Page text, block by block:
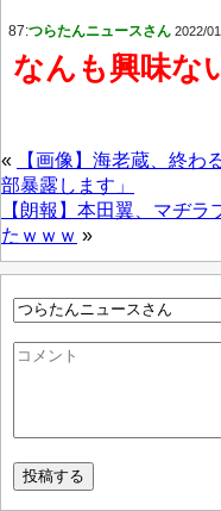
87:つらたんニュースさん 2022/
なんも興味な
«
【画像】海老蔵、終
部暴露します」
【朗報】本田翼、マヂ
たｗｗｗ »